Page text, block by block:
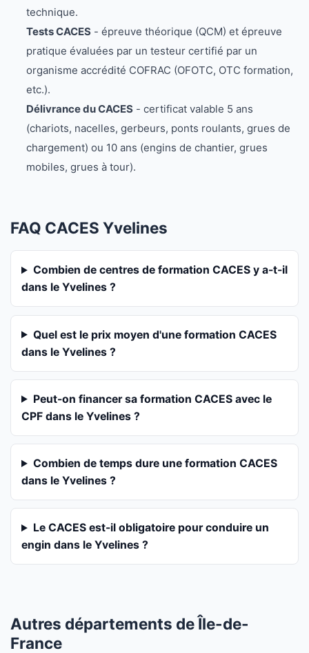
technique.
Tests CACES- épreuve théorique (QCM) et épreuve
pratique évaluées par un testeur certifié par un
organisme accrédité COFRAC (OFOTC, OTC formation,
etc.).
Délivrance du CACES- certificat valable 5 ans
(chariots, nacelles, gerbeurs, ponts roulants, grues de
chargement) ou 10 ans (engins de chantier, grues
mobiles, grues à tour).
FAQ CACES Yvelines
Combien de centres de formation CACES y a-t-il
dans le Yvelines ?
Quel est le prix moyen d'une formation CACES
dans le Yvelines ?
Peut-on financer sa formation CACES avec le
CPF dans le Yvelines ?
Combien de temps dure une formation CACES
dans le Yvelines ?
Le CACES est-il obligatoire pour conduire un
engin dans le Yvelines ?
Autres départements de Île-de-
France